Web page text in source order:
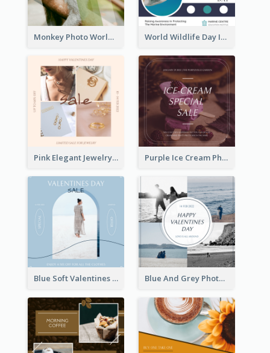
Monkey Photo World Wildlife Day Instagram Post World Wildlife Day Instagram Post
Pink Elegant Jewelry Sale Valentines Day Instagram Post Purple Ice Cream Photo Dessert Sale Instagram Post
Blue Soft Valentines Day Limited Sale Instagram Post Blue And Grey Photo Grid Valentines Day Instagram Post